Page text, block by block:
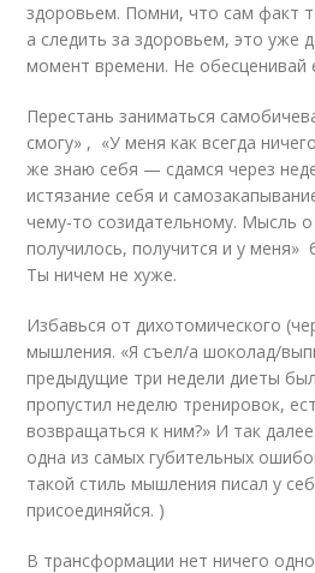
здоровьем. Помни, что сам факт
а следить за здоровьем, это уже
момент времени. Не обесценивай
Перестань заниматься
смогу» , «У меня как всегда
же знаю себя — сдамся через
истязание себя и
чему-то созидательному. Мысль
получилось, получится и у
Ты ничем не хуже.
Избавься от дихотомического
мышления. «Я съел/а шоколад/
предыдущие три недели диеты
пропустил неделю тренировок,
возвращаться к ним?» И так
одна из самых губительных
такой стиль мышления писал у
присоединяйся. )
В трансформации нет ничего